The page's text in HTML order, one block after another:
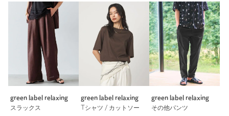
green label relaxing
スラックス
green label relaxing
Tシャツ / カットソー
green label relaxing
その他パンツ